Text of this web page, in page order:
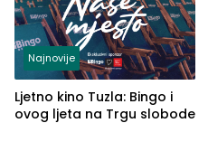
Najnovije
Ljetno kino Tuzla: Bingo i
ovog ljeta na Trgu slobode